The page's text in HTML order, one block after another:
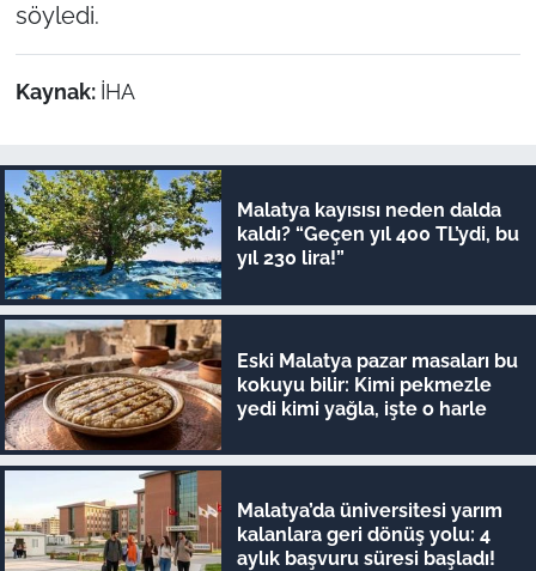
söyledi.
Kaynak: İHA
Malatya kayısısı neden dalda
kaldı? “Geçen yıl 400 TL’ydi, bu
yıl 230 lira!”
Eski Malatya pazar masaları bu
kokuyu bilir: Kimi pekmezle
yedi kimi yağla, işte o harle
Malatya’da üniversitesi yarım
kalanlara geri dönüş yolu: 4
aylık başvuru süresi başladı!